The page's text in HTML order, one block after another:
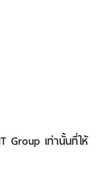
Group เท่านั้นที่ให้